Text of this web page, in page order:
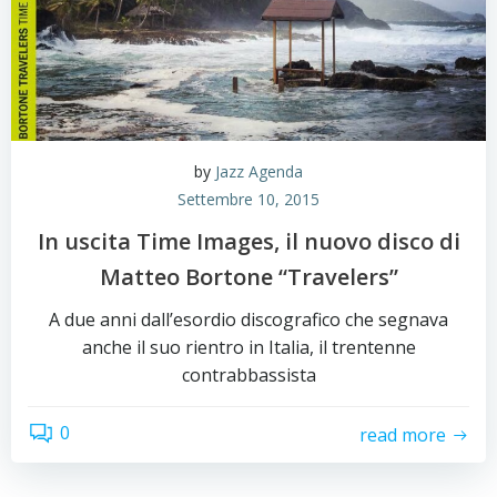
by Jazz Agenda
Settembre 10, 2015
In uscita Time Images, il nuovo disco di
Matteo Bortone “Travelers”
A due anni dall’esordio discografico che segnava
anche il suo rientro in Italia, il trentenne
contrabbassista
0 read more